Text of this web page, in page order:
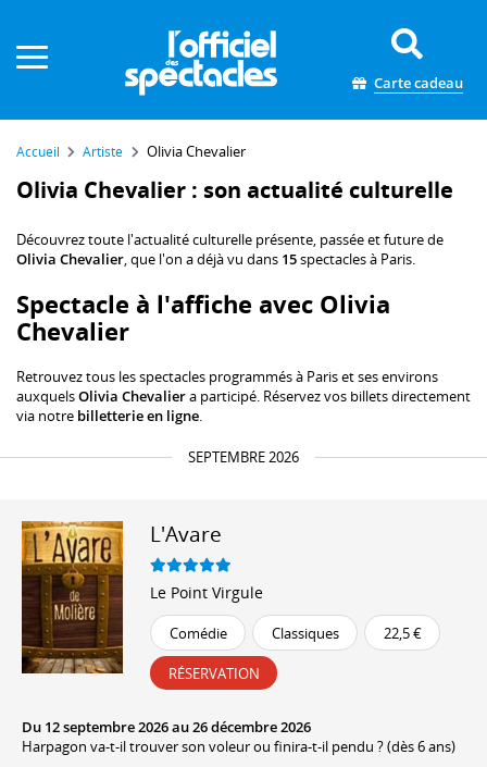
Carte cadeau
Accueil Artiste Olivia Chevalier
Olivia Chevalier : son actualité culturelle
Découvrez toute l'actualité culturelle présente, passée et future de
Olivia Chevalier, que l'on a déjà vu dans 15spectacles à Paris.
Spectacle à l'affiche avec Olivia
Chevalier
Retrouvez tous les spectacles programmés à Paris et ses environs
auxquelsOlivia Chevaliera participé. Réservez vos billets directement
via notre billetterie en ligne.
SEPTEMBRE 2026
L'Avare
Le Point Virgule
Comédie Classiques 22,5 €
RÉSERVATION
Du 12 septembre 2026 au 26 décembre 2026
Harpagon va-t-il trouver son voleur ou finira-t-il pendu ? (dès 6 ans)